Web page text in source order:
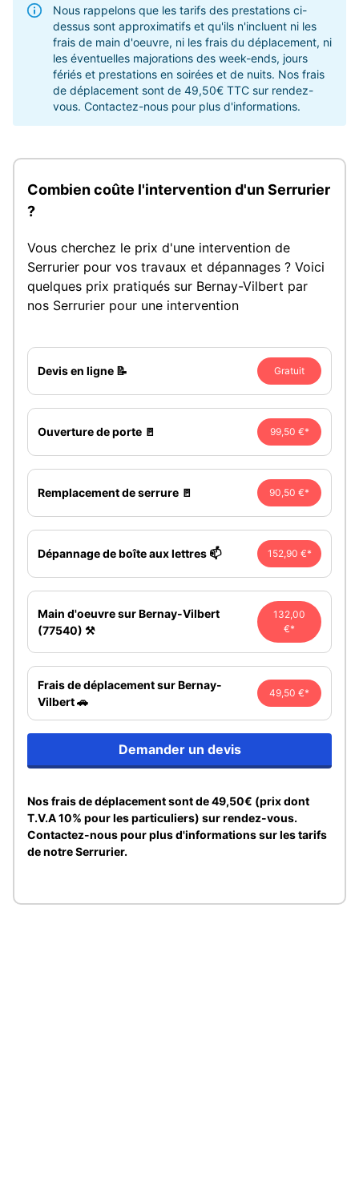
Nous rappelons que les tarifs des prestations ci-
dessus sont approximatifs et qu'ils n'incluent ni les
frais de main d'oeuvre, ni les frais du déplacement, ni
les éventuelles majorations des week-ends, jours
fériés et prestations en soirées et de nuits. Nos frais
de déplacement sont de 49,50€ TTC sur rendez-
vous. Contactez-nous pour plus d'informations.
Combien coûte l'intervention d'un Serrurier
?
Vous cherchez le prix d'une intervention de
Serrurier pour vos travaux et dépannages ? Voici
quelques prix pratiqués sur Bernay-Vilbert par
nos Serrurier pour une intervention
Devis en ligne 📝 Gratuit
Ouverture de porte 🚪 99,50 €*
Remplacement de serrure 🚪 90,50 €*
Dépannage de boîte aux lettres 📫 152,90 €*
Main d'oeuvre sur Bernay-Vilbert
(77540) ⚒️
132,00
€*
Frais de déplacement sur Bernay-
Vilbert 🚗
49,50 €*
Demander un devis
Nos frais de déplacement sont de 49,50€ (prix dont
T.V.A 10% pour les particuliers) sur rendez-vous.
Contactez-nous pour plus d'informations sur les tarifs
de notre Serrurier.